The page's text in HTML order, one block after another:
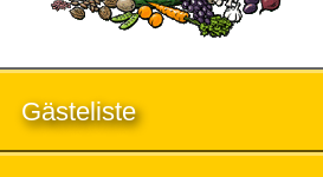
Gästeliste